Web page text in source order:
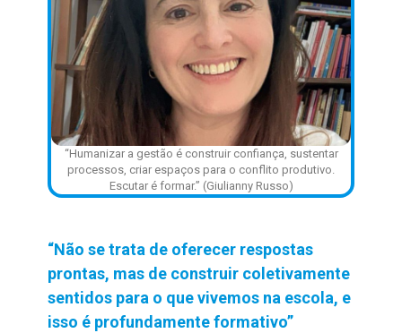
“Humanizar a gestão é construir confiança, sustentar
processos, criar espaços para o conflito produtivo.
Escutar é formar.” (Giulianny Russo)
“Não se trata de oferecer respostas
prontas, mas de construir coletivamente
sentidos para o que vivemos na escola, e
isso é profundamente formativo”